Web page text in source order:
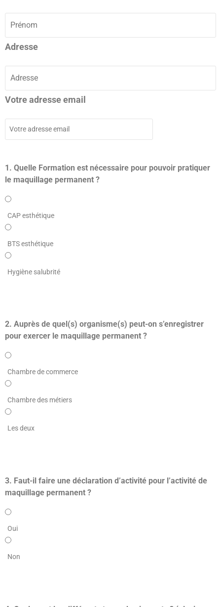
Adresse
Votre adresse email
1. Quelle Formation est nécessaire pour pouvoir pratiquer
le maquillage permanent ?
CAP esthétique
BTS esthétique
Hygiène salubrité
2. Auprès de quel(s) organisme(s) peut-on s’enregistrer
pour exercer le maquillage permanent ?
Chambre de commerce
Chambre des métiers
Les deux
3. Faut-il faire une déclaration d’activité pour l’activité de
maquillage permanent ?
Oui
Non